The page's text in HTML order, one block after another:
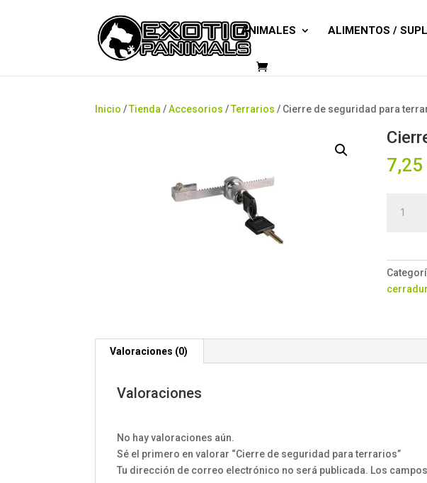
ANIMALES ALIMENTOS /
Inicio /Tienda /Accesorios /Terrarios / Cierre de seguridad para
7,25
cantidad
Valoraciones (0)
Valoraciones
No hay valoraciones aún.
Sé el primero en valorar “Cierre de seguridad para terrarios”
Tu dirección de correo electrónico no será publicada. Los